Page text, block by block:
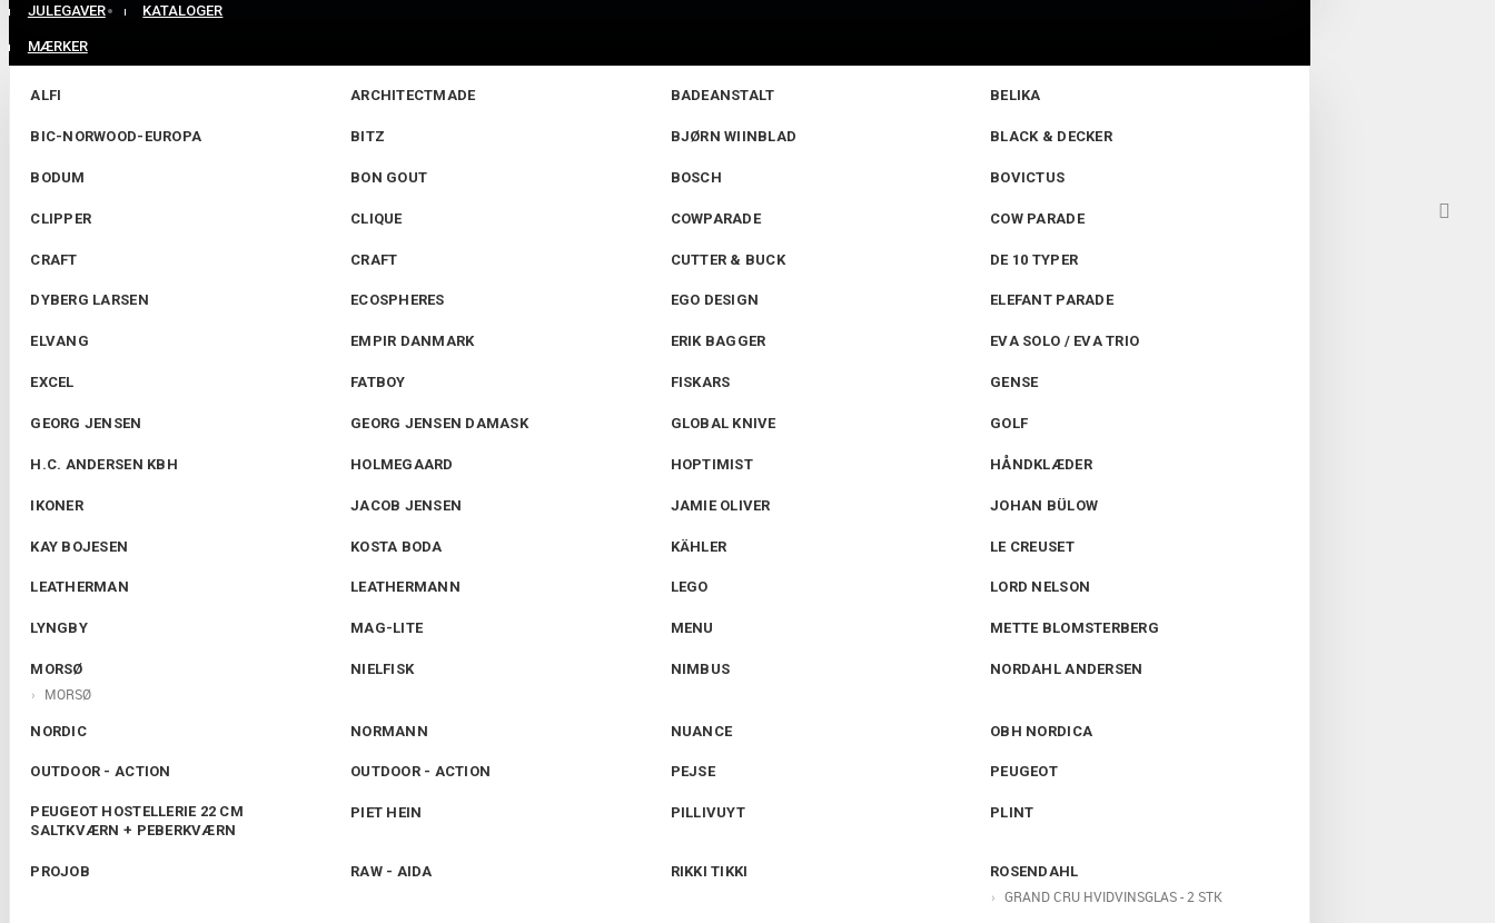

MÆRKER
ALFI ARCHITECTMADE BADEANSTALT BELIKA
BIC-NORWOOD-EUROPA BITZ BJØRN WIINBLAD BLACK & DECKER
BODUM BON GOUT BOSCH BOVICTUS
CLIPPER CLIQUE COWPARADE COW PARADE
CRAFT CRAFT CUTTER & BUCK DE 10 TYPER
DYBERG LARSEN ECOSPHERES EGO DESIGN ELEFANT PARADE
ELVANG EMPIR DANMARK ERIK BAGGER EVA SOLO / EVA TRIO
EXCEL FATBOY FISKARS GENSE
GEORG JENSEN GEORG JENSEN DAMASK GLOBAL KNIVE GOLF
H.C. ANDERSEN KBH HOLMEGAARD HOPTIMIST HÅNDKLÆDER
IKONER JACOB JENSEN JAMIE OLIVER JOHAN BÜLOW
KAY BOJESEN KOSTA BODA KÄHLER LE CREUSET
LEATHERMAN LEATHERMANN LEGO LORD NELSON
LYNGBY MAG-LITE MENU METTE BLOMSTERBERG
MORSØ
MORSØ
NIELFISK NIMBUS NORDAHL ANDERSEN
NORDIC NORMANN NUANCE OBH NORDICA
OUTDOOR - ACTION OUTDOOR - ACTION PEJSE PEUGEOT
PEUGEOT HOSTELLERIE 22 CM
SALTKVÆRN + PEBERKVÆRN
PIET HEIN PILLIVUYT PLINT
PROJOB RAW - AIDA RIKKI TIKKI ROSENDAHL
GRAND CRU HVIDVINSGLAS - 2 STK
KATALOGER
JULEGAVER